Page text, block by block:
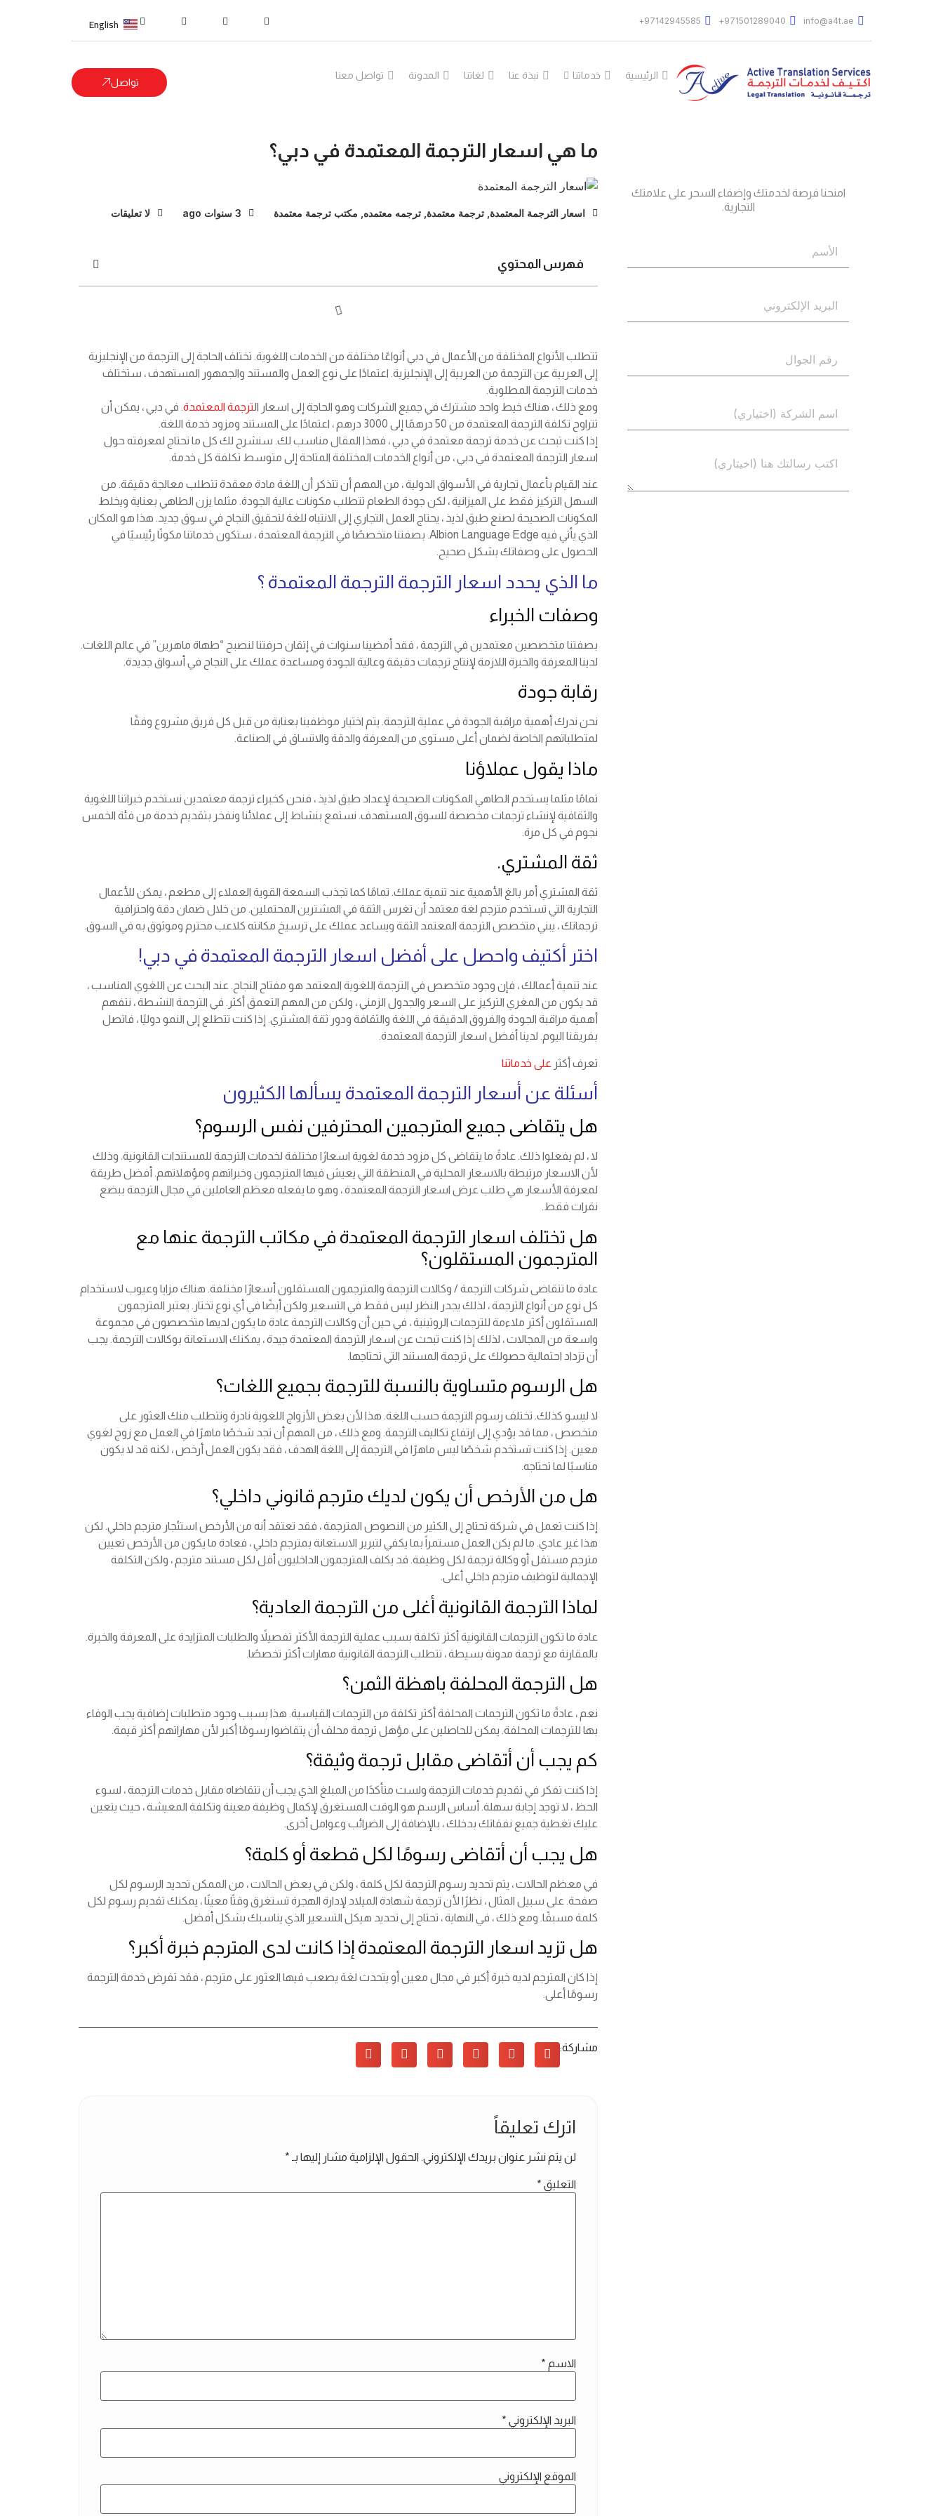
info@a4t.ae
971501289040+
97142945585+
English
الرئيسية خدماتنا نبذة عنا لغاتنا المدونة تواصل معنا
تواصل
امنحنا فرصة لخدمتك وإضفاء السحر على علامتك
التجارية.
ما هي اسعار الترجمة المعتمدة في دبي؟
اسعار الترجمة المعتمدة ترجمة معتمدة ترجمه معتمده مكتب ترجمة معتمدة 3 سنوات ago لا تعليقات
فهرس المحتوي
تتطلب الأنواع المختلفة من الأعمال في دبي أنواعًا مختلفة من الخدمات اللغوية. تختلف الحاجة إلى الترجمة من الإنجليزية
إلى العربية عن الترجمة من العربية إلى الإنجليزية. اعتمادًا على نوع العمل والمستند والجمهور المستهدف ، ستختلف
خدمات الترجمة المطلوبة.
ومع ذلك ، هناك خيط واحد مشترك في جميع الشركات وهو الحاجة إلى اسعار الترجمة المعتمدة. في دبي ، يمكن أن
تتراوح تكلفة الترجمة المعتمدة من 50 درهمًا إلى 3000 درهم ، اعتمادًا على المستند ومزود خدمة اللغة.
إذا كنت تبحث عن خدمة ترجمة معتمدة في دبي ، فهذا المقال مناسب لك. سنشرح لك كل ما تحتاج لمعرفته حول
اسعار الترجمة المعتمدة في دبي ، من أنواع الخدمات المختلفة المتاحة إلى متوسط تكلفة كل خدمة.
عند القيام بأعمال تجارية في الأسواق الدولية ، من المهم أن تتذكر أن اللغة مادة معقدة تتطلب معالجة دقيقة. من
السهل التركيز فقط على الميزانية ، لكن جودة الطعام تتطلب مكونات عالية الجودة. مثلما يزن الطاهي بعناية ويخلط
المكونات الصحيحة لصنع طبق لذيذ ، يحتاج العمل التجاري إلى الانتباه للغة لتحقيق النجاح في سوق جديد. هذا هو المكان
الذي يأتي فيه Albion Language Edge. بصفتنا متخصصًا في الترجمة المعتمدة ، ستكون خدماتنا مكونًا رئيسيًا في
الحصول على وصفاتك بشكل صحيح.
ما الذي يحدد اسعار الترجمة الترجمة المعتمدة ؟
وصفات الخبراء
بصفتنا متخصصين معتمدين في الترجمة ، فقد أمضينا سنوات في إتقان حرفتنا لنصبح “طهاة ماهرين” في عالم اللغات.
لدينا المعرفة والخبرة اللازمة لإنتاج ترجمات دقيقة وعالية الجودة ومساعدة عملك على النجاح في أسواق جديدة.
رقابة جودة
نحن ندرك أهمية مراقبة الجودة في عملية الترجمة. يتم اختيار موظفينا بعناية من قبل كل فريق مشروع وفقًا
لمتطلباتهم الخاصة لضمان أعلى مستوى من المعرفة والدقة والاتساق في الصناعة.
ماذا يقول عملاؤنا
تمامًا مثلما يستخدم الطاهي المكونات الصحيحة لإعداد طبق لذيذ ، فنحن كخبراء ترجمة معتمدين نستخدم خبراتنا اللغوية
والثقافية لإنشاء ترجمات مخصصة للسوق المستهدف. نستمع بنشاط إلى عملائنا ونفخر بتقديم خدمة من فئة الخمس
نجوم في كل مرة.
ثقة المشتري.
ثقة المشتري أمر بالغ الأهمية عند تنمية عملك. تمامًا كما تجذب السمعة القوية العملاء إلى مطعم ، يمكن للأعمال
التجارية التي تستخدم مترجم لغة معتمد أن تغرس الثقة في المشترين المحتملين. من خلال ضمان دقة واحترافية
ترجماتك ، يبني متخصص الترجمة المعتمد الثقة ويساعد عملك على ترسيخ مكانته كلاعب محترم وموثوق به في السوق.
اختر أكتيف واحصل على أفضل اسعار الترجمة المعتمدة في دبي!
عند تنمية أعمالك ، فإن وجود متخصص في الترجمة اللغوية المعتمد هو مفتاح النجاح. عند البحث عن اللغوي المناسب ،
قد يكون من المغري التركيز على السعر والجدول الزمني ، ولكن من المهم التعمق أكثر. في الترجمة النشطة ، نتفهم
أهمية مراقبة الجودة والفروق الدقيقة في اللغة والثقافة ودور ثقة المشتري. إذا كنت تتطلع إلى النمو دوليًا ، فاتصل
بفريقنا اليوم. لدينا أفضل اسعار الترجمة المعتمدة.
تعرف أكثر على خدماتنا
أسئلة عن أسعار الترجمة المعتمدة يسألها الكثيرون
هل يتقاضى جميع المترجمين المحترفين نفس الرسوم؟
لا ، لم يفعلوا ذلك. عادةً ما يتقاضى كل مزود خدمة لغوية اسعارًا مختلفة لخدمات الترجمة للمستندات القانونية. وذلك
لأن الاسعار مرتبطة بالاسعار المحلية في المنطقة التي يعيش فيها المترجمون وخبراتهم ومؤهلاتهم. أفضل طريقة
لمعرفة الأسعار هي طلب عرض اسعار الترجمة المعتمدة ، وهو ما يفعله معظم العاملين في مجال الترجمة ببضع
نقرات فقط.
هل تختلف اسعار الترجمة المعتمدة في مكاتب الترجمة عنها مع
المترجمون المستقلون؟
عادة ما تتقاضى شركات الترجمة / وكالات الترجمة والمترجمون المستقلون أسعارًا مختلفة. هناك مزايا وعيوب لاستخدام
كل نوع من أنواع الترجمة ، لذلك يجدر النظر ليس فقط في التسعير ولكن أيضًا في أي نوع تختار. يعتبر المترجمون
المستقلون أكثر ملاءمة للترجمات الروتينية ، في حين أن وكالات الترجمة عادة ما يكون لديها متخصصون في مجموعة
واسعة من المجالات ، لذلك إذا كنت تبحث عن اسعار الترجمة المعتمدة جيدة ، يمكنك الاستعانة بوكالات الترجمة. يجب
أن تزداد احتمالية حصولك على ترجمة المستند التي تحتاجها.
هل الرسوم متساوية بالنسبة للترجمة بجميع اللغات؟
لا ليسو كذلك. تختلف رسوم الترجمة حسب اللغة. هذا لأن بعض الأزواج اللغوية نادرة وتتطلب منك العثور على
متخصص ، مما قد يؤدي إلى ارتفاع تكاليف الترجمة. ومع ذلك ، من المهم أن تجد شخصًا ماهرًا في العمل مع زوج لغوي
معين. إذا كنت تستخدم شخصًا ليس ماهرًا في الترجمة إلى اللغة الهدف ، فقد يكون العمل أرخص ، لكنه قد لا يكون
مناسبًا لما تحتاجه.
هل من الأرخص أن يكون لديك مترجم قانوني داخلي؟
إذا كنت تعمل في شركة تحتاج إلى الكثير من النصوص المترجمة ، فقد تعتقد أنه من الأرخص استئجار مترجم داخلي. لكن
هذا غير عادي. ما لم يكن العمل مستمراً بما يكفي لتبرير الاستعانة بمترجم داخلي ، فعادة ما يكون من الأرخص تعيين
مترجم مستقل أو وكالة ترجمة لكل وظيفة. قد يكلف المترجمون الداخليون أقل لكل مستند مترجم ، ولكن التكلفة
الإجمالية لتوظيف مترجم داخلي أعلى.
لماذا الترجمة القانونية أغلى من الترجمة العادية؟
عادة ما تكون الترجمات القانونية أكثر تكلفة بسبب عملية الترجمة الأكثر تفصيلاً والطلبات المتزايدة على المعرفة والخبرة.
بالمقارنة مع ترجمة مدونة بسيطة ، تتطلب الترجمة القانونية مهارات أكثر تخصصًا.
هل الترجمة المحلفة باهظة الثمن؟
نعم ، عادةً ما تكون الترجمات المحلفة أكثر تكلفة من الترجمات القياسية. هذا بسبب وجود متطلبات إضافية يجب الوفاء
بها للترجمات المحلفة. يمكن للحاصلين على مؤهل ترجمة محلف أن يتقاضوا رسومًا أكبر لأن مهاراتهم أكثر قيمة.
كم يجب أن أتقاضى مقابل ترجمة وثيقة؟
إذا كنت تفكر في تقديم خدمات الترجمة ولست متأكدًا من المبلغ الذي يجب أن تتقاضاه مقابل خدمات الترجمة ، لسوء
الحظ ، لا توجد إجابة سهلة. أساس الرسم هو الوقت المستغرق لإكمال وظيفة معينة وتكلفة المعيشة ، حيث يتعين
عليك تغطية جميع نفقاتك بدخلك ، بالإضافة إلى الضرائب وعوامل أخرى.
هل يجب أن أتقاضى رسومًا لكل قطعة أو كلمة؟
في معظم الحالات ، يتم تحديد رسوم الترجمة لكل كلمة ، ولكن في بعض الحالات ، من الممكن تحديد الرسوم لكل
صفحة. على سبيل المثال ، نظرًا لأن ترجمة شهادة الميلاد لإدارة الهجرة تستغرق وقتًا معينًا ، يمكنك تقديم رسوم لكل
كلمة مسبقًا. ومع ذلك ، في النهاية ، تحتاج إلى تحديد هيكل التسعير الذي يناسبك بشكل أفضل.
هل تزيد اسعار الترجمة المعتمدة إذا كانت لدى المترجم خبرة أكبر؟
إذا كان المترجم لديه خبرة أكبر في مجال معين أو يتحدث لغة يصعب فيها العثور على مترجم ، فقد تفرض خدمة الترجمة
رسومًا أعلى.
مشاركة:
اترك تعليقاً
لن يتم نشر عنوان بريدك الإلكتروني. الحقول الإلزامية مشار إليها بـ *
التعليق *
الاسم *
البريد الإلكتروني *
الموقع الإلكتروني